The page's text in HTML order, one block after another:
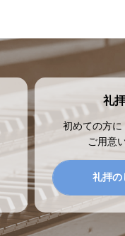
礼
初めての方
ご用意
礼拝の